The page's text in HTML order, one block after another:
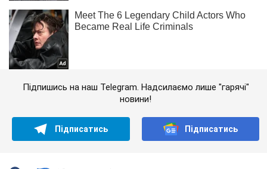
Підпишись на наш Telegram. Надсилаємо лише "гарячі"
новини!
Підписатись Підписатись